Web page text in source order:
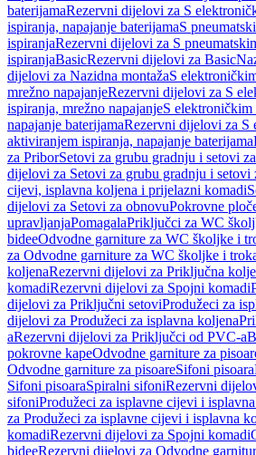
baterijamaRezervni dijelovi za S
ispiranja, napajanje baterijamaS
ispiranjaRezervni dijelovi za S
ispiranjaBasicRezervni dijelovi za Basic
dijelovi za Nazidna montažaS
mrežno napajanjeRezervni dijelovi za S
ispiranja, mrežno napajanjeS
napajanje baterijamaRezervni dijelovi za S
aktiviranjem ispiranja, napajanje baterijama
za PriborSetovi za grubu gradnju i setovi
dijelovi za Setovi za grubu gradnju i setovi
cijevi, isplavna koljena i prijelazni komadi
dijelovi za Setovi za obnovuPokrovne
upravljanjaPomagalaPriključci za WC
bideeOdvodne garniture za WC školjke i
za Odvodne garniture za WC školjke i
koljenaRezervni dijelovi za Priključna
komadiRezervni dijelovi za Spojni komadi
dijelovi za Priključni setoviProdužeci za
dijelovi za Produžeci za isplavna koljena
aRezervni dijelovi za Priključci od PVC-a
pokrovne kapeOdvodne garniture za
Odvodne garniture za pisoareSifoni pisoara
Sifoni pisoaraSpiralni sifoniRezervni
sifoniProdužeci za isplavne cijevi i
za Produžeci za isplavne cijevi i isplavna
komadiRezervni dijelovi za Spojni komadi
bideeRezervni dijelovi za Odvodne